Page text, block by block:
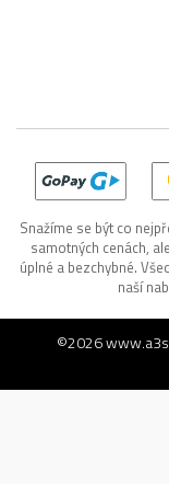
Snažíme se být co
samotných cenách,
úplné a bezchybné.
naší
©2026